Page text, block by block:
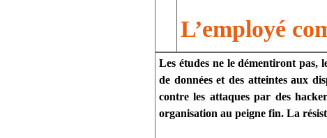
L’employé
Les études ne le démentiront pas,
de données et des atteintes aux
contre les attaques par des
organisation au peigne fin. La